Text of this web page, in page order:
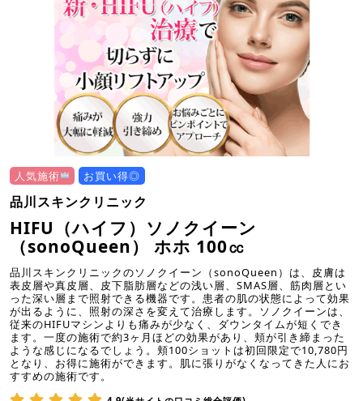
人気施術 お買い得◎
品川スキンクリニック
HIFU（ハイフ）ソノクイーン
（sonoQueen） ホホ 100㏄
品川スキンクリニックのソノクイーン（sonoQueen）は、皮膚は
表皮層や真皮層、皮下脂肪層などの浅い層、SMAS層、筋肉層とい
った深い層まで照射できる機器です。患者の肌の状態によって効果
が出るように、照射の深さを変えて治療します。ソノクイーンは、
従来のHIFUマシンよりも痛みが少なく、ダウンタイムが短くでき
ます。一度の施術で約3ヶ月ほどの効果があり、頬が引き締まった
ような感じになるでしょう。頬100ショットは初回限定で10,780円
となり、お得に施術ができます。肌に張りがなくなってきた人にお
すすめの施術です。